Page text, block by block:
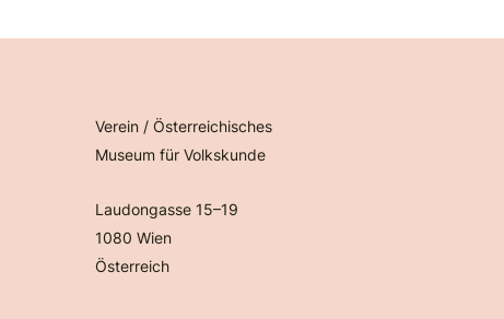
Verein / Österreichisches
Museum für Volkskunde
Laudongasse 15–19
1080 Wien
Österreich